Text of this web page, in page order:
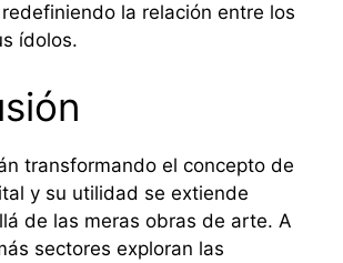
la relación entre los
ídolos.
transformando el concepto de
y su utilidad se extiende
de las meras obras de arte. A
sectores exploran las